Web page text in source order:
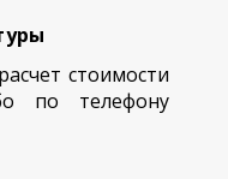
стоимости
по телефону